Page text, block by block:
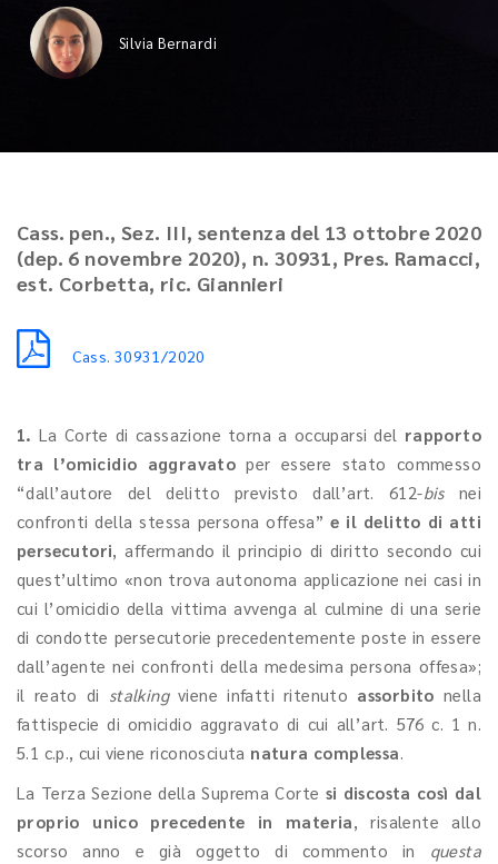
Silvia Bernardi
Cass. pen., Sez. III, sentenza del 13 ottobre 2020
(dep. 6 novembre 2020), n. 30931, Pres. Ramacci,
est. Corbetta, ric. Giannieri
Cass. 30931/2020
1. La Corte di cassazione torna a occuparsi del rapporto
tra l’omicidio aggravato per essere stato commesso
“dall’autore del delitto previsto dall’art. 612-bisnei
confronti della stessa persona offesa”e il delitto di atti
persecutori, affermando il principio di diritto secondo cui
quest’ultimo «non trova autonoma applicazione nei casi in
cui l’omicidio della vittima avvenga al culmine di una serie
di condotte persecutorie precedentemente poste in essere
dall’agente nei confronti della medesima persona offesa»;
il reato di stalkingviene infatti ritenuto assorbito nella
fattispecie di omicidio aggravato di cui all’art. 576 c. 1 n.
5.1 c.p., cui viene riconosciuta natura complessa.
La Terza Sezione della Suprema Corte si discosta così dal
proprio unico precedente in materia, risalente allo
scorso anno e già oggetto di commento in questa